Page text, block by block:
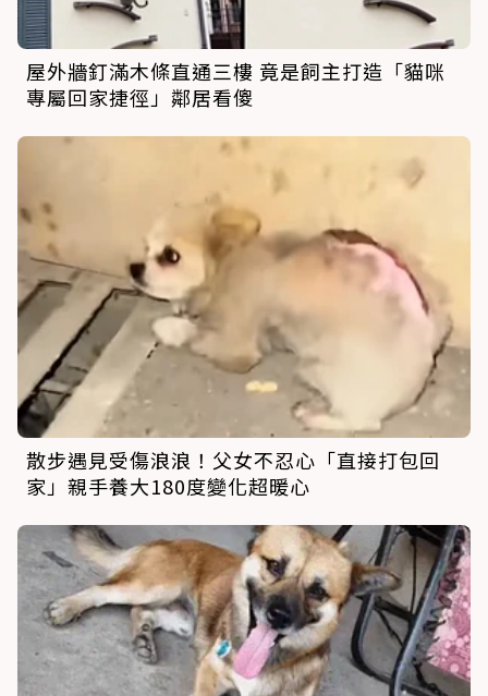
屋外牆釘滿木條直通三樓 竟是飼主打造「貓咪
專屬回家捷徑」鄰居看傻
散步遇見受傷浪浪！父女不忍心「直接打包回
家」親手養大180度變化超暖心